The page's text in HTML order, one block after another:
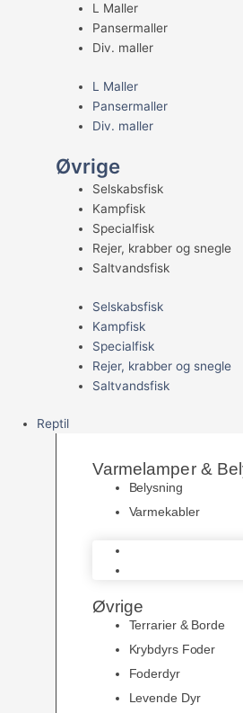
L Maller
Pansermaller
Div. maller
L Maller
Pansermaller
Div. maller
Øvrige
Selskabsfisk
Kampfisk
Specialfisk
Rejer, krabber og snegle
Saltvandsfisk
Selskabsfisk
Kampfisk
Specialfisk
Rejer, krabber og snegle
Saltvandsfisk
Reptil
Varmelamper &
Belysning
Varmekabler
Øvrige
Terrarier & Borde
Krybdyrs Foder
Foderdyr
Levende Dyr